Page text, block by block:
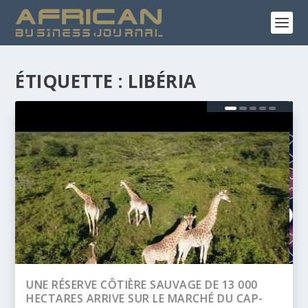
ÉTIQUETTE : LIBÉRIA
BANQUE AFRICAINE DE DÉVELOPPEMENT
(BAD) – ASSEMBLÉE ANNUELLES 2026 :